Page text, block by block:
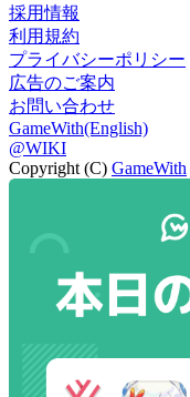
採用情報
利用規約
プライバシーポリシー
広告のご案内
お問い合わせ
GameWith(English)
@WIKI
Copyright (C) GameWith